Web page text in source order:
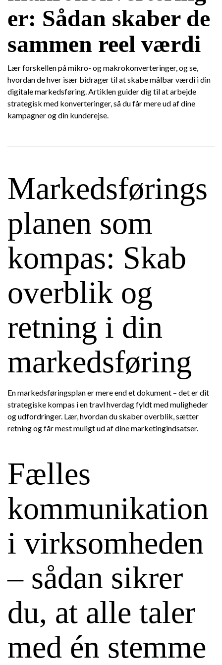
er: Sådan skaber de
sammen reel værdi
Lær forskellen på mikro- og makrokonverteringer, og se,
hvordan de hver især bidrager til at skabe målbar værdi i din
digitale markedsføring. Artiklen guider dig til at arbejde
strategisk med konverteringer, så du får mere ud af dine
kampagner og din kunderejse.
Markedsførings
planen som
kompas: Skab
overblik og
retning i din
markedsføring
En markedsføringsplan er mere end et dokument – det er dit
strategiske kompas i en travl hverdag fyldt med muligheder
og udfordringer. Lær, hvordan du skaber overblik, sætter
retning og får mest muligt ud af dine marketingindsatser.
Fælles
kommunikation
i virksomheden
– sådan sikrer
du, at alle taler
med én stemme